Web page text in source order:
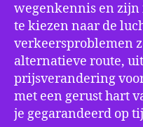
wegenkennis en zijn
te kiezen naar de
verkeersproblemen
alternatieve route,
prijsverandering
met een gerust hart
je gegarandeerd op